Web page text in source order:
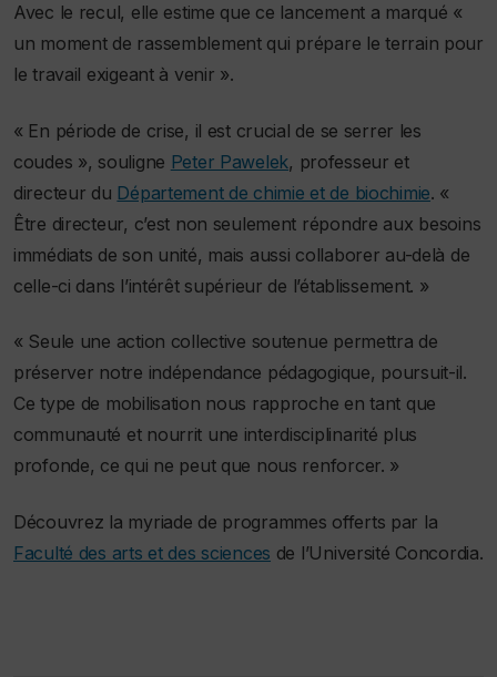
Avec le recul, elle estime que ce lancement a marqué «
un moment de rassemblement qui prépare le terrain pour
le travail exigeant à venir ».
« En période de crise, il est crucial de se serrer les
coudes », souligne Peter Pawelek, professeur et
directeur du Département de chimie et de biochimie. «
Être directeur, c’est non seulement répondre aux besoins
immédiats de son unité, mais aussi collaborer au-delà de
celle-ci dans l’intérêt supérieur de l’établissement. »
« Seule une action collective soutenue permettra de
préserver notre indépendance pédagogique, poursuit-il.
Ce type de mobilisation nous rapproche en tant que
communauté et nourrit une interdisciplinarité plus
profonde, ce qui ne peut que nous renforcer. »
Découvrez la myriade de programmes offerts par la
Faculté des arts et des sciences de l’Université Concordia.